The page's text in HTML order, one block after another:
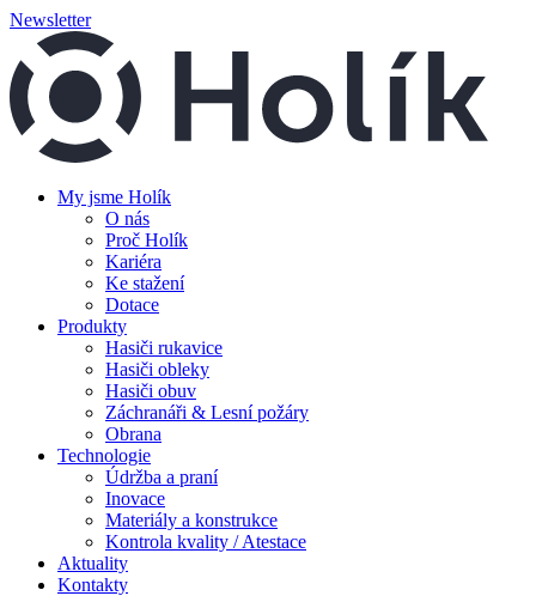
Newsletter
My jsme Holík
O nás
Proč Holík
Kariéra
Ke stažení
Dotace
Produkty
Hasiči rukavice
Hasiči obleky
Hasiči obuv
Záchranáři & Lesní požáry
Obrana
Technologie
Údržba a praní
Inovace
Materiály a konstrukce
Kontrola kvality / Atestace
Aktuality
Kontakty